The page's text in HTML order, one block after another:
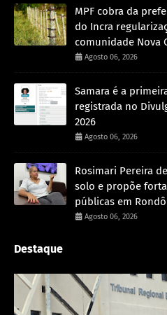
MPF cobra da
do Incra
comunidade Nova
Agosto 06, 2026
Samara é a
registrada no
2026
Agosto 06, 2026
Rosimari Pereira
solo e propõe
públicas em
Agosto 06, 2026
Destaque